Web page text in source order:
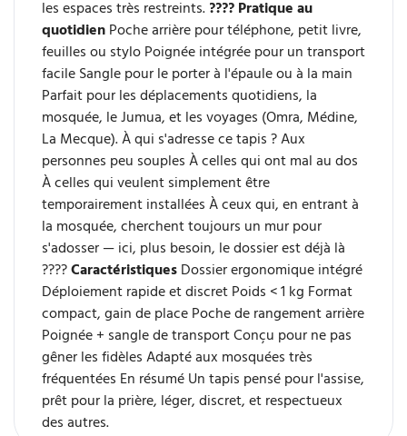
les espaces très restreints.???? Pratique au
quotidienPoche arrière pour téléphone, petit livre,
feuilles ou styloPoignée intégrée pour un transport
facileSangle pour le porter à l'épaule ou à la main
Parfait pour les déplacements quotidiens, la
mosquée, le Jumua, et les voyages (Omra, Médine,
La Mecque).À qui s'adresse ce tapis ?Aux
personnes peu souplesÀ celles qui ont mal au dos
À celles qui veulent simplement être
temporairement installéesÀ ceux qui, en entrant à
la mosquée, cherchent toujours un mur pour
s'adosser — ici, plus besoin, le dossier est déjà là
????CaractéristiquesDossier ergonomique intégré
Déploiement rapide et discretPoids < 1 kg Format
compact, gain de placePoche de rangement arrière
Poignée + sangle de transportConçu pour ne pas
gêner les fidèlesAdapté aux mosquées très
fréquentées En résuméUn tapis pensé pour l'assise,
prêt pour la prière, léger, discret, et respectueux
des autres.